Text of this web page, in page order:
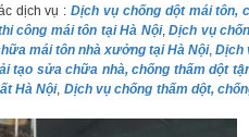
dịch vụ :Dịch vụ chống dột mái tôn,
công mái tôn tại Hà Nội, Dịch vụ
mái tôn nhà xưởng tại Hà Nội, Dịch
tạo sửa chữa nhà, chống thấm dột
Hà Nội, Dịch vụ chống thấm dột,